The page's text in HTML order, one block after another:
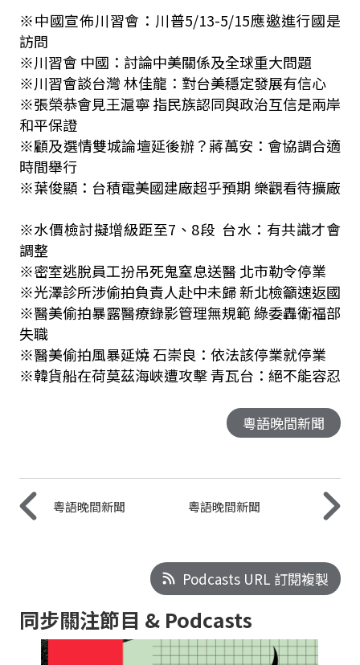
※中國宣佈川習會：川普5/13-5/15應邀進行國是
訪問
※川習會 中國：討論中美關係及全球重大問題
※川習會談台灣 林佳龍：對台美穩定發展有信心
※張榮恭會見王滬寧 指民族認同與政治互信是兩岸
和平保證
※顧及選情雙城論壇延後辦？蔣萬安：會協調合適
時間舉行
※葉俊顯：台積電美國建廠超乎預期 樂觀看待擴廠
※水價檢討擬增級距至7、8段 台水：有共識才會
調整
※密室逃脫員工扮吊死鬼窒息送醫 北市勒令停業
※光澤診所涉偷拍負責人赴中未歸 新北檢籲速返國
※醫美偷拍暴露醫療錄影管理無規範 綠委轟衛福部
失職
※醫美偷拍風暴延燒 石崇良：依法該停業就停業
※韓貨船在荷莫茲海峽遭攻擊 青瓦台：絕不能容忍
粵語晚間新聞
粵語晚間新聞 粵語晚間新聞
Podcasts URL 訂閱複製
同步關注節目 & Podcasts